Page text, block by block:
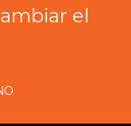
el